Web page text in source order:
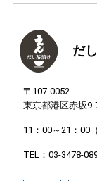
だ
〒107-0052
東京都港区赤坂
11：00～21：00
TEL：03-3478-